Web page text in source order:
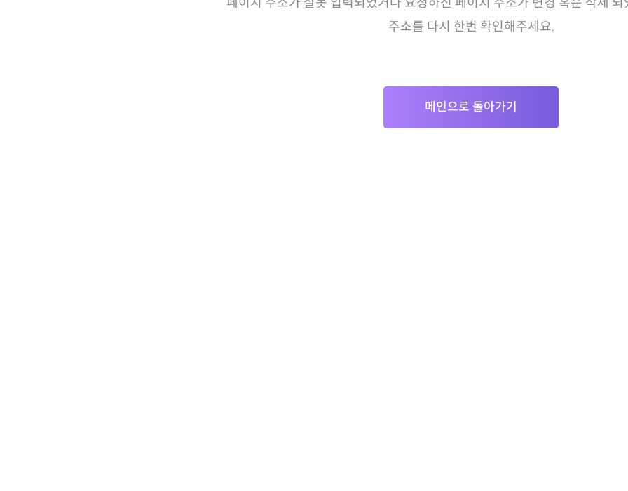
주소를 다시 한번 확인해주세요.
메인으로 돌아가기